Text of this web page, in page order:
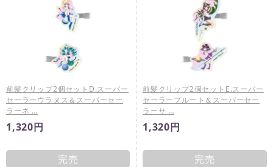
前髪クリップ2個セットD.スーパー
セーラーウラヌス＆スーパーセー
ラーネ …
1,320円
完売
前髪クリップ2個セットE.スーパー
セーラープルート＆スーパーセー
ラーサ …
1,320円
完売